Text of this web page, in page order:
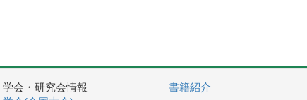
学会・研究会情報
書籍紹介